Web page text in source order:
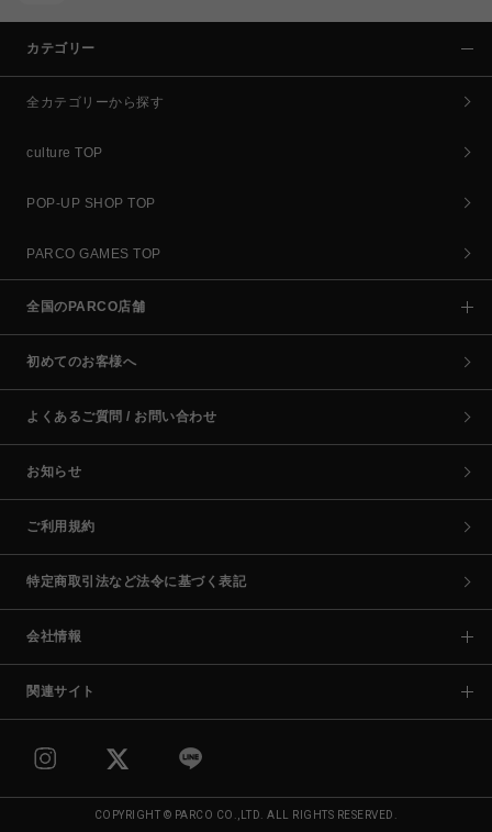
カテゴリー
全カテゴリーから探す
culture TOP
POP-UP SHOP TOP
PARCO GAMES TOP
全国のPARCO店舗
初めてのお客様へ
よくあるご質問 / お問い合わせ
お知らせ
ご利用規約
特定商取引法など法令に基づく表記
会社情報
関連サイト
COPYRIGHT © PARCO CO.,LTD. ALL RIGHTS RESERVED.